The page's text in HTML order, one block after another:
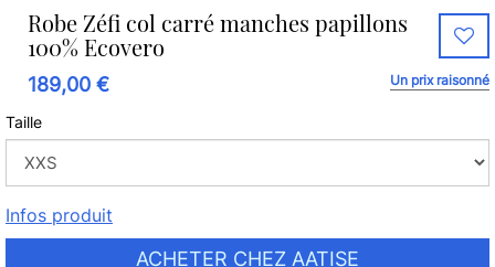
Robe Zéfi col carré manches papillons
100% Ecovero
189,00 € Un prix raisonné
Taille
Infos produit
ACHETER CHEZ AATISE